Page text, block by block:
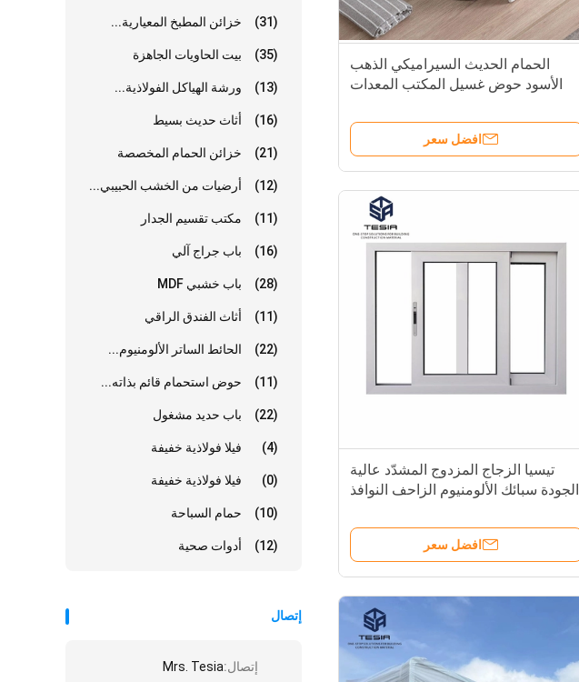
خزائن المطبخ المعيارية... (31)
بيت الحاويات الجاهزة (35)
ورشة الهياكل الفولاذية... (13)
أثاث حديث بسيط (16)
خزائن الحمام المخصصة (21)
أرضيات من الخشب الحبيبي... (12)
مكتب تقسيم الجدار (11)
باب جراج آلي (16)
باب خشبي MDF (28)
أثاث الفندق الراقي (11)
الحائط الساتر الألومنيوم... (22)
حوض استحمام قائم بذاته... (11)
باب حديد مشغول (22)
فيلا فولاذية خفيفة (4)
فيلا فولاذية خفيفة (0)
حمام السباحة (10)
أدوات صحية (12)
إتصال
إتصال:Mrs. Tesia
الحمام الحديث السيراميكي الذهب
الأسود حوض غسيل المكتب المعدات
افضل سعر
تيسيا الزجاج المزدوج المشدّد عالية
الجودة سبائك الألومنيوم الزاحف النوافذ
افضل سعر